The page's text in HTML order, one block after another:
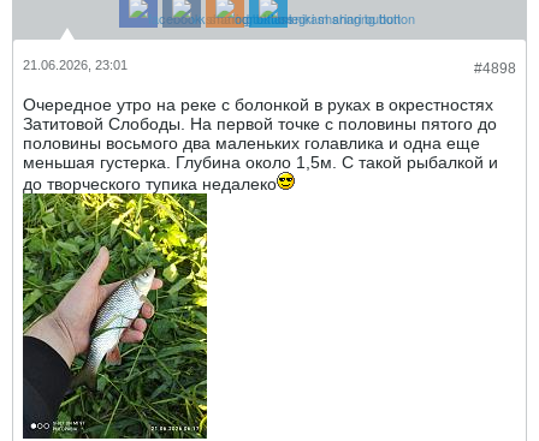
#4898
21.06.2026, 23:01
Очередное утро на реке с болонкой в руках в окрестностях
Затитовой Слободы. На первой точке с половины пятого до
половины восьмого два маленьких голавлика и одна еще
меньшая густерка. Глубина около 1,5м. С такой рыбалкой и
до творческого тупика недалеко